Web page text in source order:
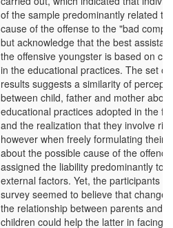
of the sample predominantly related
cause of the offense to the "bad
but acknowledge that the best
the offensive youngster is based on
in the educational practices. The set of
results suggests a similarity of
between child, father and mother
educational practices adopted in the
and the realization that they involve
however when freely formulating their
about the possible cause of the
assigned the liability predominantly to
external factors. Yet, the participants
survey seemed to believe that
the relationship between parents and
children could help the latter in facing